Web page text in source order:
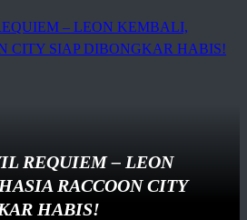
REQUIEM – LEON
RACCOON CITY
HABIS!